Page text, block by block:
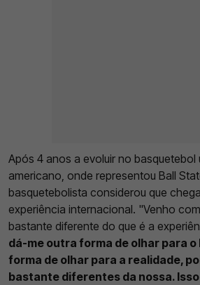
Após 4 anos a evoluir no
americano, onde representou Ball
basquetebolista considerou que
experiência internacional. "Venho
bastante diferente do que é a
dá-me outra forma de olhar para
forma de olhar para a realidade,
bastante diferentes da nossa.